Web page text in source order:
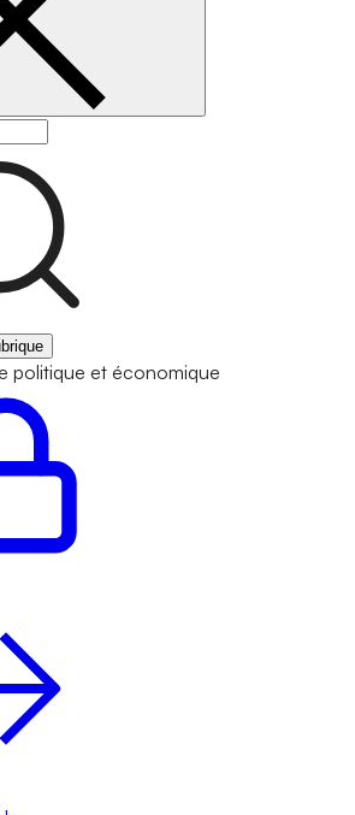
politique et économique